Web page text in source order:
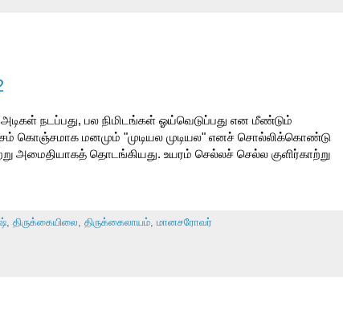
நடப்பது, பல நிமிடங்கள் ஓய்வெடுப்பது என மீண்டும்
கொஞ்சமாக மனமும் "முடியல முடியல" எனச் சொல்லிக்கொண்டு
அமைதியாகத் தொடங்கியது. உயரம் செல்லச் செல்ல குளிர்காற்று
, திருக்கையிலை திருக்கைலாயம், மானசரோவர்